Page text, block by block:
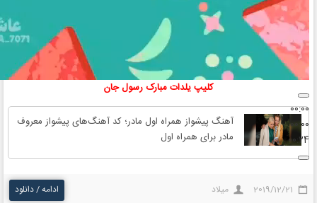
00:00
00:00
00:24
کلیپ‌ یلدات مبارک رسول جان
آهنگ پیشواز همراه اول مادر؛ کد آهنگ‌های پیشواز معروف
مادر برای همراه اول
2019/12/21 میلاد ادامه / دانلود